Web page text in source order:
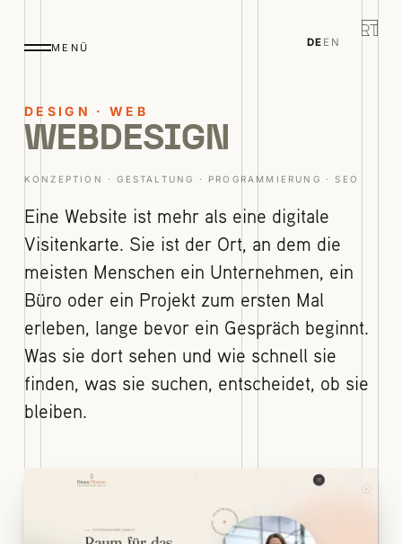
MENÜ DE EN
DESIGN · WEB
WEBDESIGN
KONZEPTION · GESTALTUNG · PROGRAMMIERUNG · SEO
Eine Website ist mehr als eine digitale
Visitenkarte. Sie ist der Ort, an dem die
meisten Menschen ein Unternehmen, ein
Büro oder ein Projekt zum ersten Mal
erleben, lange bevor ein Gespräch beginnt.
Was sie dort sehen und wie schnell sie
finden, was sie suchen, entscheidet, ob sie
bleiben.